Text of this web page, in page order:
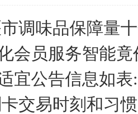
调味品保障量
会员服务智能
宜公告信息如表:
交易时刻和习惯